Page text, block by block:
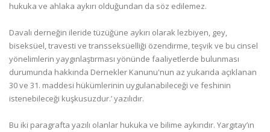
hukuka ve ahlaka aykırı olduğundan da söz edilemez.
Davalı derneğin ileride tüzüğüne aykırı olarak lezbiyen, gey,
biseksüel, travesti ve transseksüelliği özendirme, teşvik ve bu cinsel
yönelimlerin yaygınlaştırması yönünde faaliyetlerde bulunması
durumunda hakkında Dernekler Kanunu'nun az yukarıda açıklanan
30 ve 31. maddesi hükümlerinin uygulanabileceği ve feshinin
istenebileceği kuşkusuzdur.’ yazılıdır.
Bu iki paragrafta yazılı olanlar hukuka ve bilime aykırıdır. Yargıtay’ın